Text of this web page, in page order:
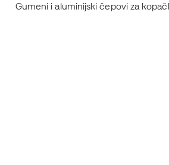
Gumeni i aluminijski čepovi za